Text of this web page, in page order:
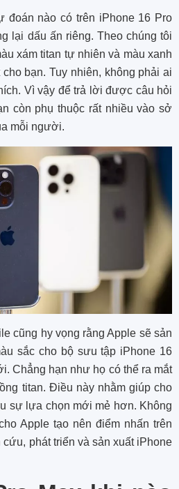
đoán nào có trên iPhone 16 Pro
lại dấu ấn riêng. Theo chúng tôi
xám titan tự nhiên và màu xanh
bạn. Tuy nhiên, không phải ai
Vì vậy để trả lời được câu hỏi
còn phụ thuộc rất nhiều vào sở
mỗi người.
cũng hy vọng rằng Apple sẽ sản
sắc cho bộ sưu tập iPhone 16
Chẳng hạn như họ có thể ra mắt
titan. Điều này nhằm giúp cho
sự lựa chọn mới mẻ hơn. Không
Apple tạo nên điểm nhấn trên
cứu, phát triển và sản xuất iPhone